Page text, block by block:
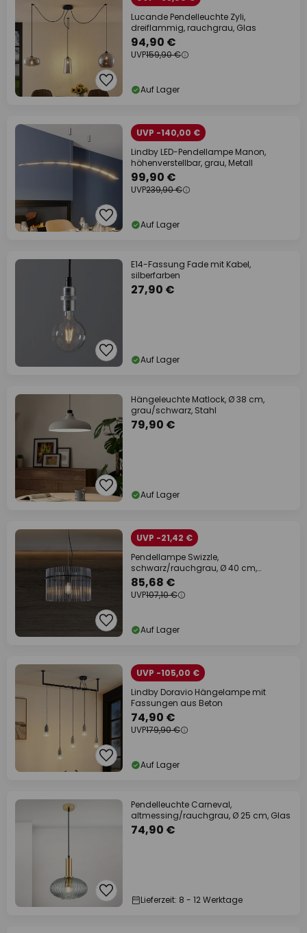
Lucande Pendelleuchte Zyli,
dreiflammig, rauchgrau, Glas
94,90 €
UVP159,90 €
Auf Lager
UVP -140,00 €
Lindby LED-Pendellampe Manon,
höhenverstellbar, grau, Metall
99,90 €
UVP239,90 €
Auf Lager
E14-Fassung Fade mit Kabel,
silberfarben
27,90 €
Auf Lager
Hängeleuchte Matlock, Ø 38 cm,
grau/schwarz, Stahl
79,90 €
Auf Lager
UVP -21,42 €
Pendellampe Swizzle,
schwarz/rauchgrau, Ø 40 cm,
Glas/Metall
85,68 €
UVP107,10 €
Auf Lager
UVP -105,00 €
Lindby Doravio Hängelampe mit
Fassungen aus Beton
74,90 €
UVP179,90 €
Auf Lager
Pendelleuchte Carneval,
altmessing/rauchgrau, Ø 25 cm, Glas
74,90 €
Lieferzeit: 8 - 12 Werktage